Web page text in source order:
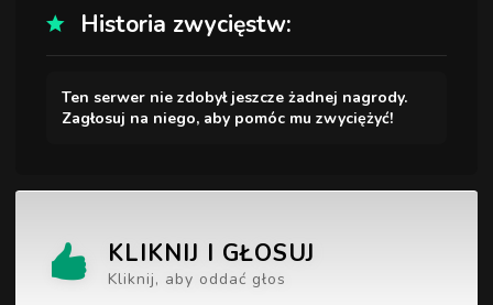
Historia zwycięstw:
Ten serwer nie zdobył jeszcze żadnej nagrody.
Zagłosuj na niego, aby pomóc mu zwyciężyć!
KLIKNIJ I GŁOSUJ
Kliknij, aby oddać głos